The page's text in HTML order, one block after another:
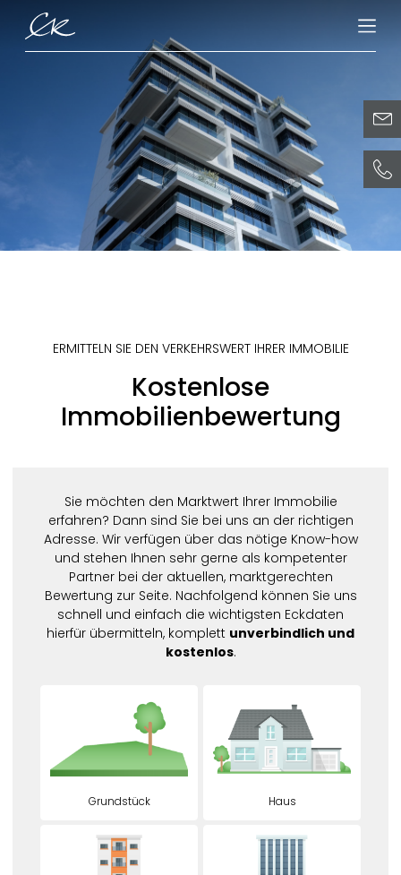
ERMITTELN SIE DEN VERKEHRSWERT IHRER IMMOBILIE
Kostenlose
Immobilienbewertung
Sie möchten den Marktwert Ihrer Immobilie
erfahren? Dann sind Sie bei uns an der richtigen
Adresse. Wir verfügen über das nötige Know-how
und stehen Ihnen sehr gerne als kompetenter
Partner bei der aktuellen, marktgerechten
Bewertung zur Seite. Nachfolgend können Sie uns
schnell und einfach die wichtigsten Eckdaten
hierfür übermitteln, komplett unverbindlich und
kostenlos.
Grundstück Haus